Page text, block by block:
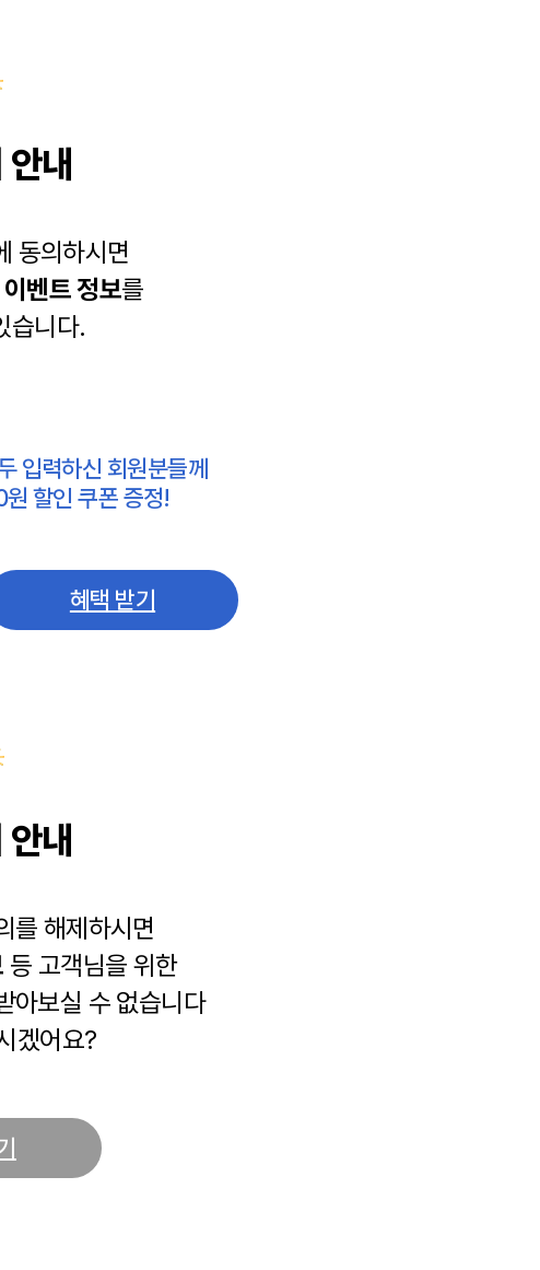
내
동의하시면
이벤트 정보를
습니다.
입력하신 회원분들께
할인 쿠폰 증정!
혜택 받기
내
를 해제하시면
등 고객님을 위한
아보실 수 없습니다
겠어요?